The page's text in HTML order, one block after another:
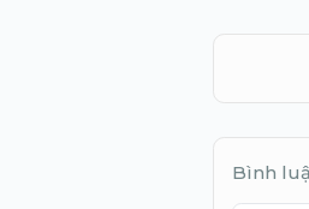
Bình